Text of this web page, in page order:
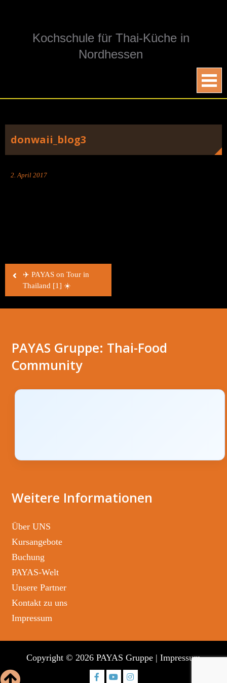
Kochschule für Thai-Küche in
Nordhessen
donwaii_blog3
2. April 2017
Beitragsnavigation
✈️ PAYAS on Tour in
Thailand [1] ☀️
PAYAS Gruppe: Thai-Food
Community
Weitere Informationen
Über UNS
Kursangebote
Buchung
PAYAS-Welt
Unsere Partner
Kontakt zu uns
Impressum
Copyright © 2026 PAYAS Gruppe | Impressum